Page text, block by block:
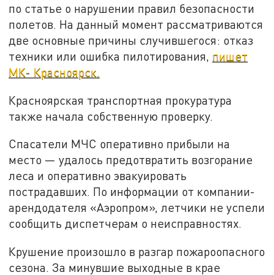
по статье о нарушении правил безопасности
полетов. На данный момент рассматриваются
две основные причины случившегося: отказ
техники или ошибка пилотирования, пишет
МК- Красноярск.
Красноярская транспортная прокуратура
также начала собственную проверку.
Спасатели МЧС оперативно прибыли на
место — удалось предотвратить возгорание
леса и оперативно эвакуировать
пострадавших. По информации от компании-
арендодателя «Аэропром», летчики не успели
сообщить диспетчерам о неисправностях.
Крушение произошло в разгар пожароопасного
сезона. За минувшие выходные в крае